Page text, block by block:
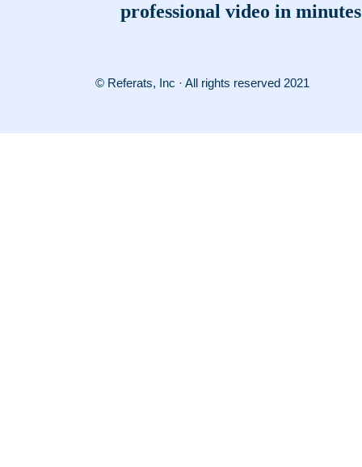
professional video in minutes
© Referats, Inc · All rights reserved 2021